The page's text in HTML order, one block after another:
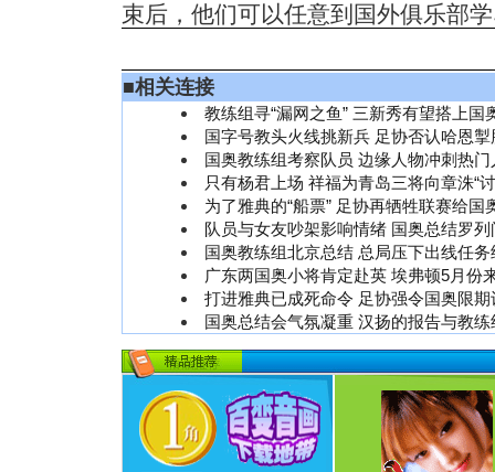
束后，他们可以任意到国外俱乐部
■相关连接
教练组寻“漏网之鱼” 三新秀有望搭上国
国字号教头火线挑新兵 足协否认哈恩
国奥教练组考察队员 边缘人物冲刺热
只有杨君上场 祥福为青岛三将向章洙“
为了雅典的“船票” 足协再牺牲联赛给国
队员与女友吵架影响情绪 国奥总结罗
国奥教练组北京总结 总局压下出线任务
广东两国奥小将肯定赴英 埃弗顿5月份
打进雅典已成死命令 足协强令国奥限
国奥总结会气氛凝重 汉扬的报告与教